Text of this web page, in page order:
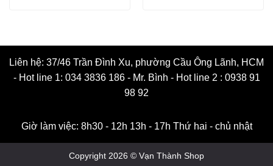
Liên hệ: 37/46 Trần Đình Xu, phường Cầu Ông Lãnh, HCM
- Hot line 1: 034 3836 186 - Mr. Bình - Hot line 2 : 0938 91
98 92
Giờ làm việc: 8h30 - 12h 13h - 17h Thứ hai - chủ nhật
Copyright 2026 © Vạn Thành Shop